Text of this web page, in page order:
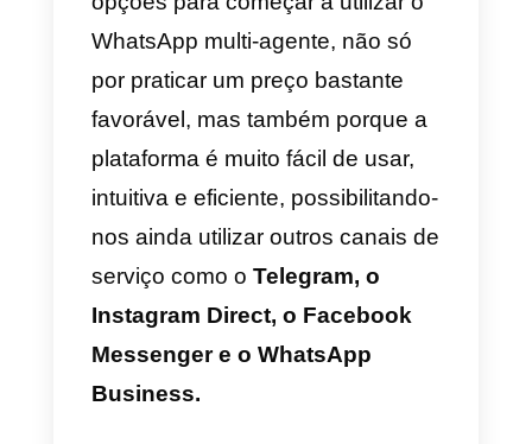
Quais são as melhores
plataformas por
multi-agente?